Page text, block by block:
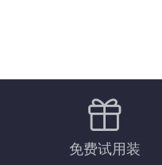
免费试用装